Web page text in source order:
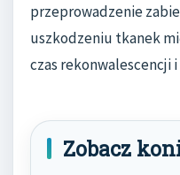
przeprowadzenie
uszkodzeniu tkanek
czas rekonwalescencji
Zobacz